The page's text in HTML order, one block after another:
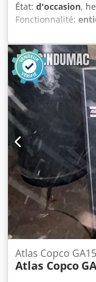
État: d'occasion,
Fonctionnalité:
compresseur
Copco. Cet
entretenu par du
prêt à l'emploi.
VSD+ FF
maximale) Heures
d'occasion, en très
l'emploi.
examiné sur place
vous.
Atlas Copco
Atlas Copco